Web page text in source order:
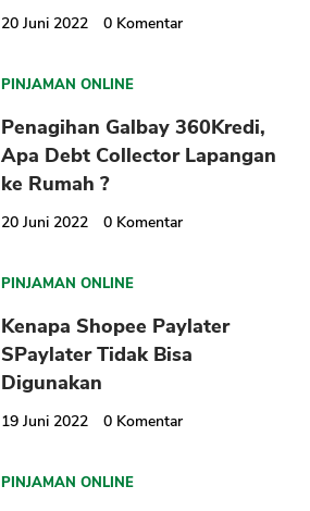
20 Juni 2022 0 Komentar
PINJAMAN ONLINE
Penagihan Galbay 360Kredi,
Apa Debt Collector Lapangan
ke Rumah ?
20 Juni 2022 0 Komentar
PINJAMAN ONLINE
Kenapa Shopee Paylater
SPaylater Tidak Bisa
Digunakan
19 Juni 2022 0 Komentar
PINJAMAN ONLINE